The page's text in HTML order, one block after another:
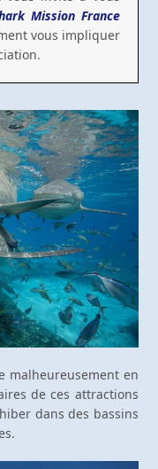
Mission France
vous impliquer
malheureusement en
de ces attractions
dans des bassins